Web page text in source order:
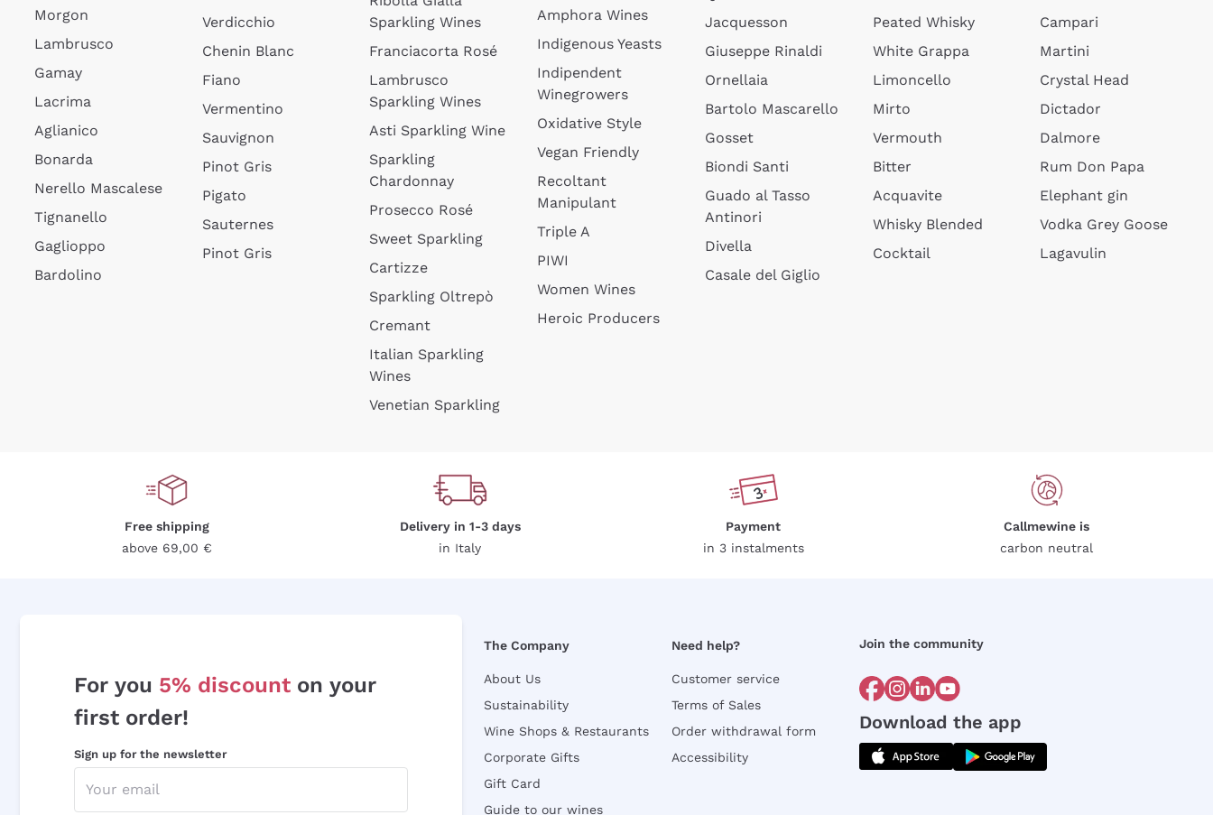
Morgon
Lambrusco
Gamay
Lacrima
Aglianico
Bonarda
Nerello Mascalese
Tignanello
Gaglioppo
Bardolino
Verdicchio
Chenin Blanc
Fiano
Vermentino
Sauvignon
Pinot Gris
Pigato
Sauternes
Pinot Gris
Sparkling Wines
Franciacorta Rosé
Lambrusco
Sparkling Wines
Asti Sparkling Wine
Sparkling
Chardonnay
Prosecco Rosé
Sweet Sparkling
Cartizze
Sparkling Oltrepò
Cremant
Italian Sparkling
Wines
Venetian Sparkling
Amphora Wines
Indigenous Yeasts
Indipendent
Winegrowers
Oxidative Style
Vegan Friendly
Recoltant
Manipulant
Triple A
PIWI
Women Wines
Heroic Producers
Jacquesson
Giuseppe Rinaldi
Ornellaia
Bartolo Mascarello
Gosset
Biondi Santi
Guado al Tasso
Antinori
Divella
Casale del Giglio
Peated Whisky
White Grappa
Limoncello
Mirto
Vermouth
Bitter
Acquavite
Whisky Blended
Cocktail
Campari
Martini
Crystal Head
Dictador
Dalmore
Rum Don Papa
Elephant gin
Vodka Grey Goose
Lagavulin
Free shipping
above 69,00 €
Delivery in 1-3 days
in Italy
Payment
in 3 instalments
Callmewine is
carbon neutral
For you 5% discount on your
first order!
Sign up for the newsletter
The Company
About Us
Sustainability
Wine Shops & Restaurants
Corporate Gifts
Gift Card
Guide to our wines
Need help?
Customer service
Terms of Sales
Order withdrawal form
Accessibility
Join the community
Download the app